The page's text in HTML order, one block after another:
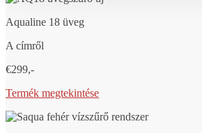
Aqualine 18 üveg
A címről
€299,-
Termék megtekintése